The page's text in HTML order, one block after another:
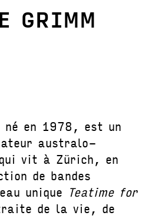
GRIMM
né en 1978, est un
australo-
vit à Zürich, en
de bandes
unique Teatime for
de la vie, de